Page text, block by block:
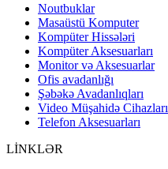
Noutbuklar
Masaüstü Komputer
Kompüter Hissələri
Kompüter Aksesuarları
Monitor və Aksesuarlar
Ofis avadanlığı
Şəbəkə Avadanlıqları
Video Müşahidə Cihazları
Telefon Aksesuarları
LİNKLƏR